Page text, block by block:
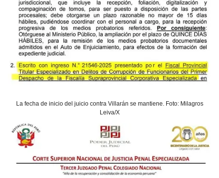
La fecha de inicio del juicio contra Villarán se mantiene. Foto: Milagros
Leiva/X